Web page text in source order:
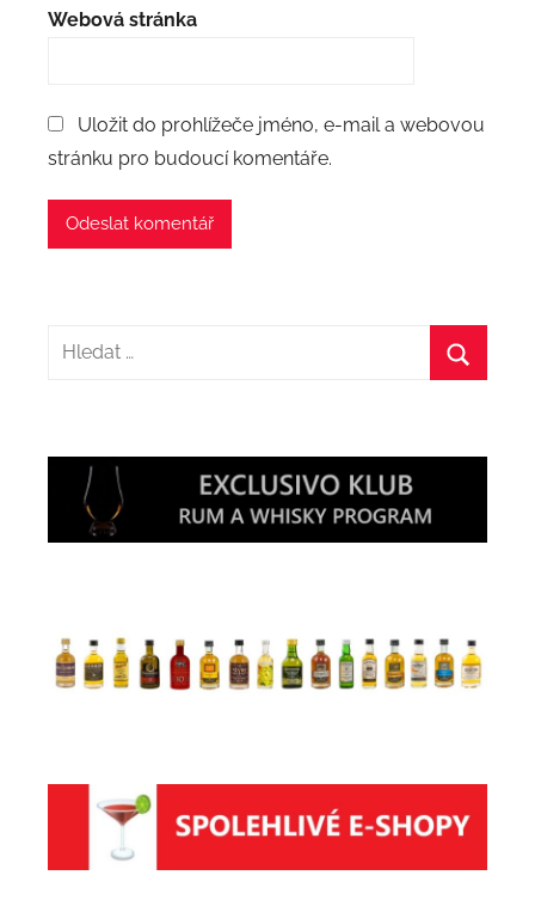
Webová stránka
Uložit do prohlížeče jméno, e-mail a webovou
stránku pro budoucí komentáře.
Hledat: